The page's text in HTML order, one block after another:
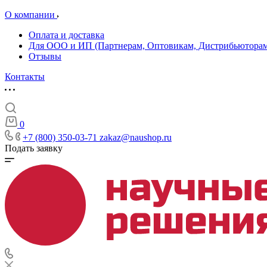
О компании
Оплата и доставка
Для ООО и ИП (Партнерам, Оптовикам,
Отзывы
Контакты
0
+7 (800) 350-03-71 zakaz@naushop.ru
Подать заявку